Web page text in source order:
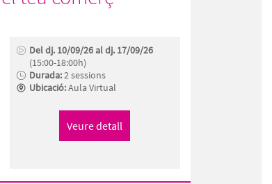
Del dj. 10/09/26 al dj. 17/09/26
(15:00-18:00h)
Durada:2 sessions
Ubicació:Aula Virtual